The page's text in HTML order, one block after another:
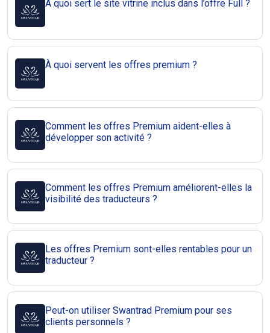
À quoi sert le site vitrine inclus dans l’offre Full ?
À quoi servent les offres premium ?
Comment les offres Premium aident-elles à
développer son activité ?
Comment les offres Premium améliorent-elles la
visibilité des traducteurs ?
Les offres Premium sont-elles rentables pour un
traducteur ?
Peut-on utiliser Swantrad Premium pour ses
clients personnels ?